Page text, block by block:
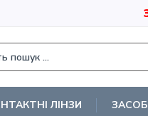
ЛІНЗИ